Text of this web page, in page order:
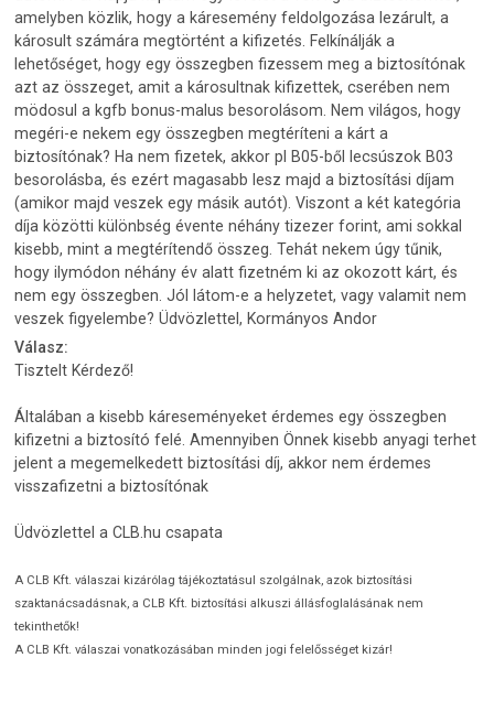
amelyben közlik, hogy a káresemény feldolgozása lezárult, a
károsult számára megtörtént a kifizetés. Felkínálják a
lehetőséget, hogy egy összegben fizessem meg a biztosítónak
azt az összeget, amit a károsultnak kifizettek, cserében nem
mödosul a kgfb bonus-malus besorolásom. Nem világos, hogy
megéri-e nekem egy összegben megtéríteni a kárt a
biztosítónak? Ha nem fizetek, akkor pl B05-ből lecsúszok B03
besorolásba, és ezért magasabb lesz majd a biztosítási díjam
(amikor majd veszek egy másik autót). Viszont a két kategória
díja közötti különbség évente néhány tizezer forint, ami sokkal
kisebb, mint a megtérítendő összeg. Tehát nekem úgy tűnik,
hogy ilymódon néhány év alatt fizetném ki az okozott kárt, és
nem egy összegben. Jól látom-e a helyzetet, vagy valamit nem
veszek figyelembe? Üdvözlettel, Kormányos Andor
Válasz:
Tisztelt Kérdező!
Általában a kisebb káreseményeket érdemes egy összegben
kifizetni a biztosító felé. Amennyiben Önnek kisebb anyagi terhet
jelent a megemelkedett biztosítási díj, akkor nem érdemes
visszafizetni a biztosítónak
Üdvözlettel a CLB.hu csapata
A CLB Kft. válaszai kizárólag tájékoztatásul szolgálnak, azok biztosítási
szaktanácsadásnak, a CLB Kft. biztosítási alkuszi állásfoglalásának nem
tekinthetők!
A CLB Kft. válaszai vonatkozásában minden jogi felelősséget kizár!